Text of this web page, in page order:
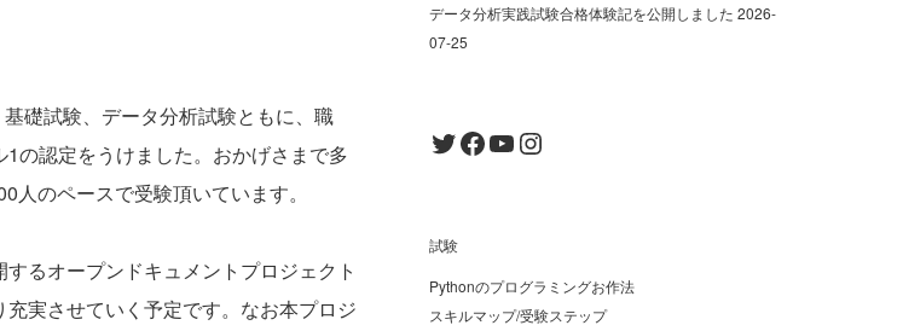
礎試験、データ分析試験ともに、職
の認定をうけました。おかげさまで多
のペースで受験頂いています。
するオープンドキュメントプロジェクト
実させていく予定です。なお本プロジ
データ分析実践試験合格体験記を公開しました 2026-
07-25
Twitter
Facebook
YouTube
Instagram
試験
Pythonのプログラミングお作法
スキルマップ/受験ステップ